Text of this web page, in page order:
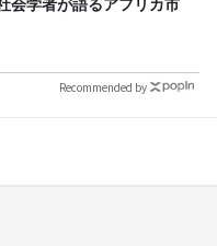
会学者が語るアフリカ市
Recommended by